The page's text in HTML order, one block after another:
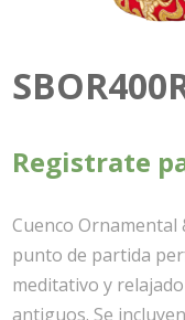
Registrate
Cuenco Ornamental
punto de partida
meditativo y
antiguos. Se